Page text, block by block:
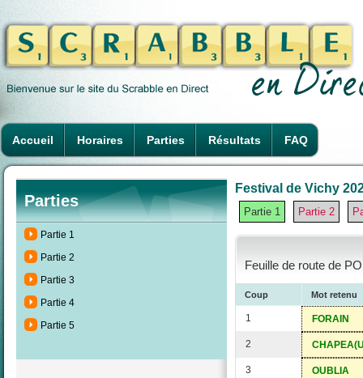
Accueil Horaires Parties Résultats FAQ
Parties
Partie 1
Partie 2
Partie 3
Partie 4
Partie 5
Festival de Vichy
Partie 1 Partie 2
Feuille de route de
Coup Mot retenu
1 FORAIN
2
3 OUBLIA